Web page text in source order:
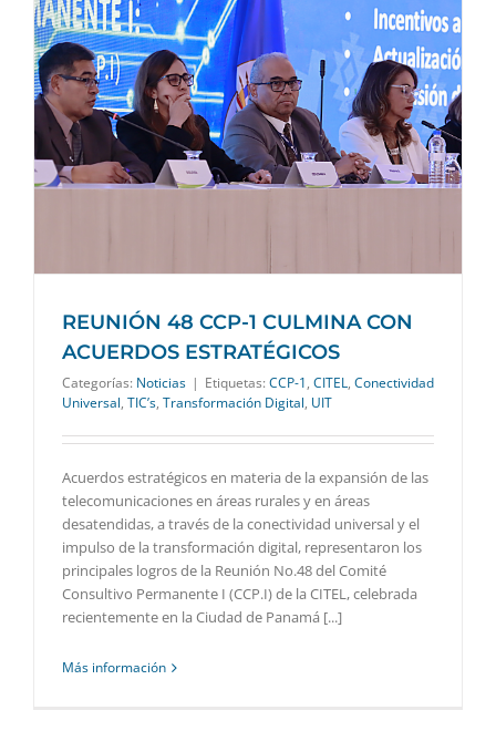
REUNIÓN 48 CCP-1 CULMINA CON
ACUERDOS ESTRATÉGICOS
Categorías: Noticias | Etiquetas: CCP-1, CITEL, Conectividad
Universal, TIC’s, Transformación Digital, UIT
Acuerdos estratégicos en materia de la expansión de las
telecomunicaciones en áreas rurales y en áreas
desatendidas, a través de la conectividad universal y el
impulso de la transformación digital, representaron los
principales logros de la Reunión No.48 del Comité
Consultivo Permanente I (CCP.I) de la CITEL, celebrada
recientemente en la Ciudad de Panamá [...]
Más información